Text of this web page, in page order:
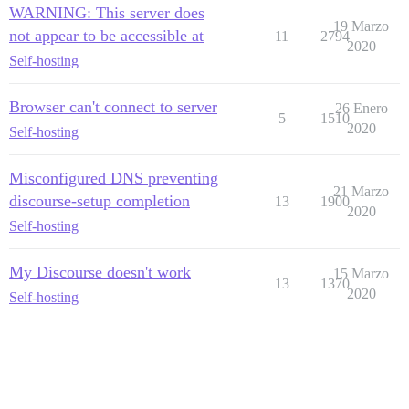
WARNING: This server does
not appear to be accessible at
Self-hosting
11 2794
19 Marzo
2020
Browser can't connect to server
Self-hosting
5 1510
26 Enero
2020
Misconfigured DNS preventing
discourse-setup completion
Self-hosting
13 1900
21 Marzo
2020
My Discourse doesn't work
Self-hosting
13 1370
15 Marzo
2020